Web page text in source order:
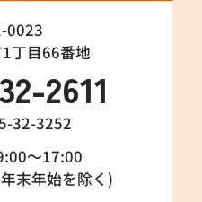
0023
丁目66番地
2611
32-3252
～17:00
末年始を除く)